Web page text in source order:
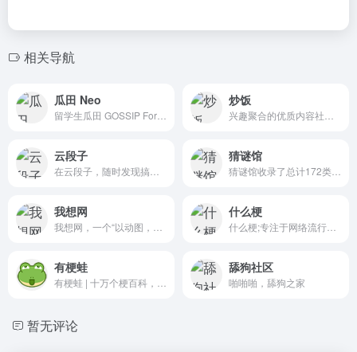
相关导航
瓜田 Neo 炒饭
云段子 猜谜馆
我想网 什么梗
有梗蛙 舔狗社区
啪啪啪，舔狗之家
暂无评论